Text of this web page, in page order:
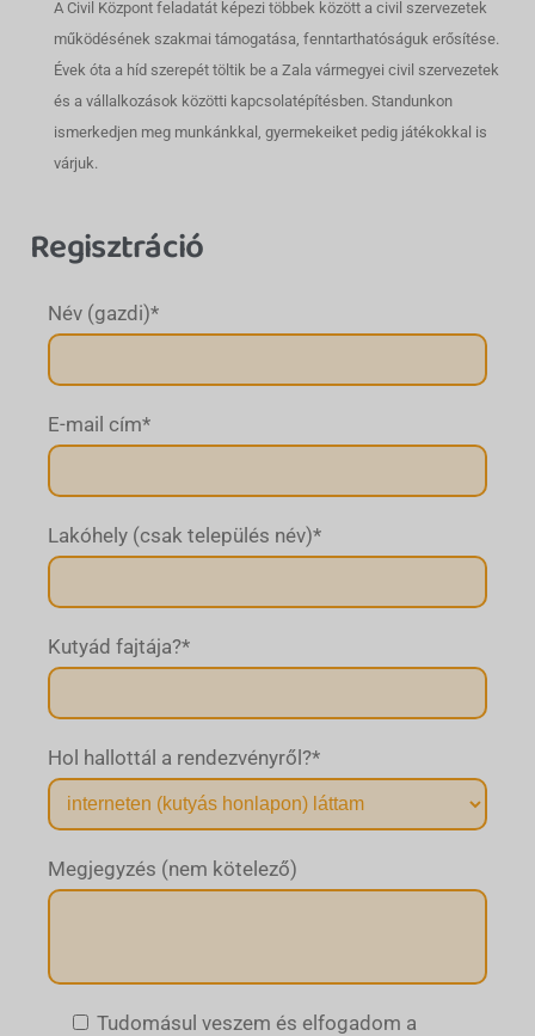
A Civil Központ feladatát képezi többek között a civil szervezetek
működésének szakmai támogatása, fenntarthatóságuk erősítése.
Évek óta a híd szerepét töltik be a Zala vármegyei civil szervezetek
és a vállalkozások közötti kapcsolatépítésben. Standunkon
ismerkedjen meg munkánkkal, gyermekeiket pedig játékokkal is
várjuk.
Regisztráció
Név (gazdi)*
E-mail cím*
Lakóhely (csak település név)*
Kutyád fajtája?*
Hol hallottál a rendezvényről?*
Megjegyzés (nem kötelező)
Tudomásul veszem és elfogadom a